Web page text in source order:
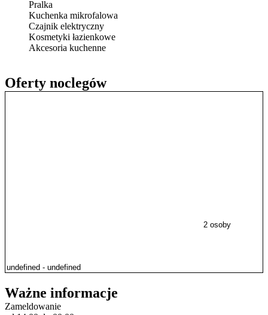
Oferty noclegów
2 osoby
Pralka
Kuchenka mikrofalowa
Czajnik elektryczny
Kosmetyki łazienkowe
Akcesoria kuchenne
Ważne informacje
Zameldowanie